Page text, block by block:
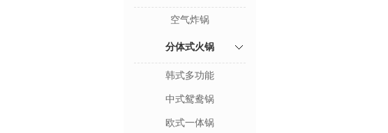
空气炸锅
分体式火锅
韩式多功能
中式鸳鸯锅
欧式一体锅